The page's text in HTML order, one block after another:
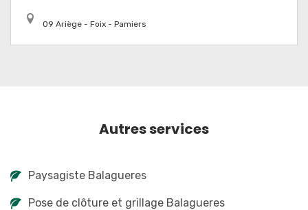
09 Ariège - Foix - Pamiers
Autres services
Paysagiste Balagueres
Pose de clôture et grillage Balagueres